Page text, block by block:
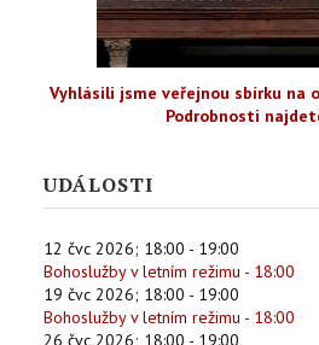
Vyhlásili jsme veřejnou sbírku na
Podrobnosti
UDÁLOSTI
12 čvc 2026; 18:00 - 19:00
Bohoslužby v letním režimu - 18:00
19 čvc 2026; 18:00 - 19:00
Bohoslužby v letním režimu - 18:00
26 čvc 2026; 18:00 - 19:00